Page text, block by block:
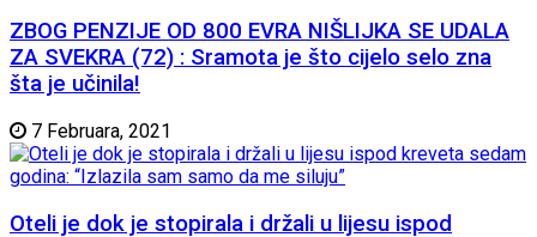
ZBOG PENZIJE OD 800 EVRA NIŠLIJKA SE UDALA
ZA SVEKRA (72) : Sramota je što cijelo selo zna
šta je učinila!
7 Februara, 2021
Oteli je dok je stopirala i držali u lijesu ispod